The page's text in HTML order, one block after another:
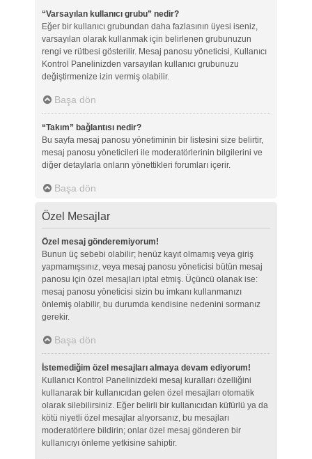
“Varsayılan kullanıcı grubu” nedir?
Eğer bir kullanıcı grubundan daha fazlasının üyesi iseniz,
varsayılan olarak kullanmak için belirlenen grubunuzun
rengi ve rütbesi gösterilir. Mesaj panosu yöneticisi, Kullanıcı
Kontrol Panelinizden varsayılan kullanıcı grubunuzu
değiştirmenize izin vermiş olabilir.
Başa dön
“Takım” bağlantısı nedir?
Bu sayfa mesaj panosu yönetiminin bir listesini size belirtir,
mesaj panosu yöneticileri ile moderatörlerinin bilgilerini ve
diğer detaylarla onların yönettikleri forumları içerir.
Başa dön
Özel Mesajlar
Özel mesaj gönderemiyorum!
Bunun üç sebebi olabilir; henüz kayıt olmamış veya giriş
yapmamışsınız, veya mesaj panosu yöneticisi bütün mesaj
panosu için özel mesajları iptal etmiş. Üçüncü olanak ise:
mesaj panosu yöneticisi sizin bu imkanı kullanmanızı
önlemiş olabilir, bu durumda kendisine nedenini sormanız
gerekir.
Başa dön
İstemediğim özel mesajları almaya devam ediyorum!
Kullanıcı Kontrol Panelinizdeki mesaj kuralları özelliğini
kullanarak bir kullanıcıdan gelen özel mesajları otomatik
olarak silebilirsiniz. Eğer belirli bir kullanıcıdan küfürlü ya da
kötü niyetli özel mesajlar alıyorsanız, bu mesajları
moderatörlere bildirin; onlar özel mesaj gönderen bir
kullanıcıyı önleme yetkisine sahiptir.